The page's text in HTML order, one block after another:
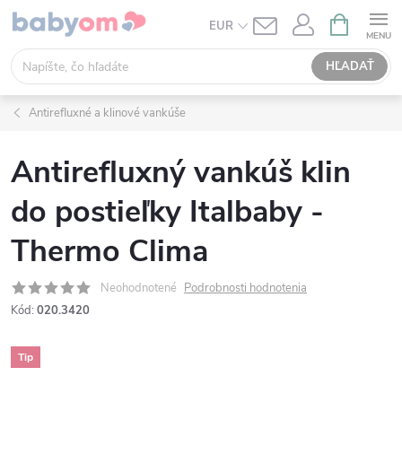
Prejsť
obsah
EUR
HĽADAŤ
KOŠÍK
Antirefluxné a klinové vankúše
Antirefluxný vankúš klin
do postieľky Italbaby -
Thermo Clima
Neohodnotené Podrobnosti hodnotenia
Kód: 020.3420
Tip